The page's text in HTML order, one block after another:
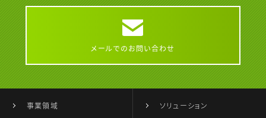
メールでのお問い合わせ
事業領域 ソリューション